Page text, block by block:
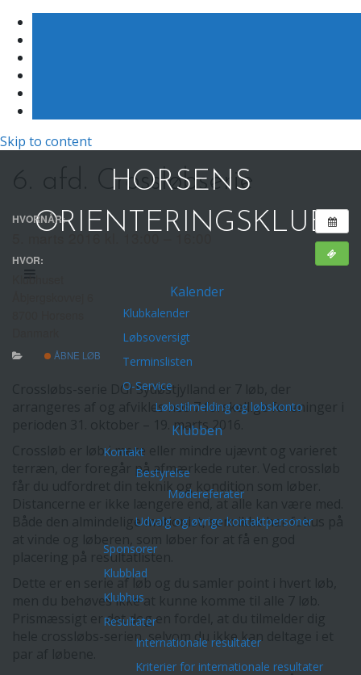
Skip to content
HORSENS
ORIENTERINGSKLUB
Kalender
Klubkalender
Løbsoversigt
Terminslisten
O-Service
Løbstilmelding og løbskonto
Klubben
Kontakt
Bestyrelse
Mødereferater
Udvalg og øvrige kontaktpersoner
Sponsorer
Klubblad
Klubhus
Resultater
Internationale resultater
Kriterier for internationale resultater
6. afd. Crossløbserie
HVORNÅR:
5. marts 2016 kl. 13:00 – 16:00
HVOR:
ÅBNE LØB
Crossløbs-serie DGI Sydøstjylland er 7 løb, der
arrangeres af og afvikles hos 7 forskellige foreninger i
perioden 31. oktober – 19. marts 2016.
Crossløb er løb i mere eller mindre ujævnt og varieret
terræn, der foregår på afmærkede ruter. Ved crossløb
får du udfordret din teknik og kondition som løber.
Distancerne er ikke længere end, at alle kan være med.
Både den almindelige motionist, som ikke har fokus på
placering på resultatlisten.
Dette er en serie af løb og du samler point i hvert løb,
men du behøves ikke at kunne komme til alle 7 løb.
Prismæssigt er det dog en fordel, at du tilmelder dig
hele crossløbs-serien, selvom du ikke kan deltage i et